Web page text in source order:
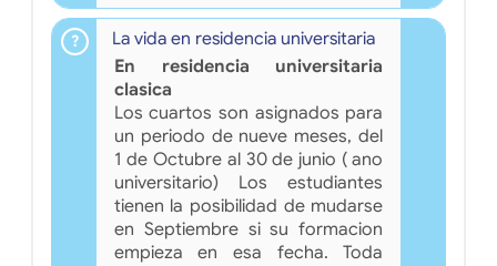
La vida en residencia universitaria
En residencia universitaria
clasica
Los cuartos son asignados para
un periodo de nueve meses, del
1 de Octubre al 30 de junio ( ano
universitario) Los estudiantes
tienen la posibilidad de mudarse
en Septiembre si su formacion
empieza en esa fecha. Toda